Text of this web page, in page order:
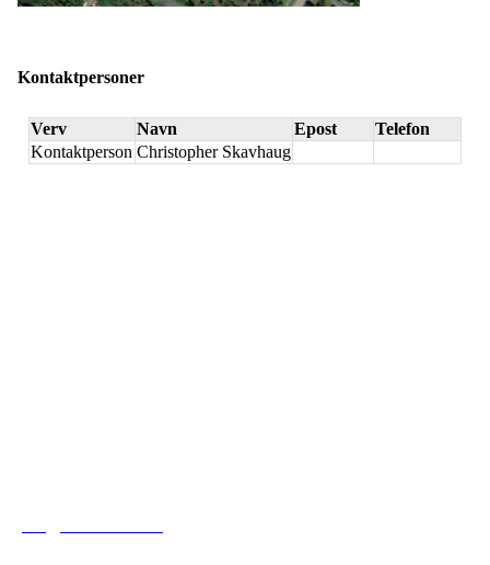
Kontaktpersoner
Verv Navn Epost
Telefon
Kontaktperson Christopher Skavhaug